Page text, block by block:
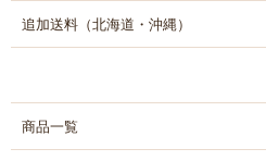
追加送料（北海道・沖縄）
商品一覧